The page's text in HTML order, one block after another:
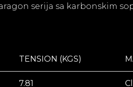
serija sa karbonskim
TENSION (KGS)
7.81